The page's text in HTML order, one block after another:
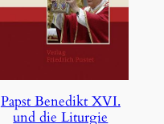
Papst Benedikt XVI.
und die Liturgie